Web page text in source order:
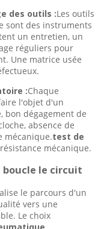
des outils :Les outils
sont des instruments
un entretien, un
réguliers pour
Une matrice usée
:Chaque
l'objet d'un
bon dégagement de
absence de
mécanique.test de
mécanique.
boucle le circuit
le parcours d'un
vers une
Le choix